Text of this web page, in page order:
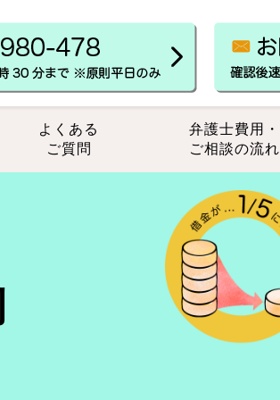
よくある
ご質問
弁護士費用・
ご相談の流れ